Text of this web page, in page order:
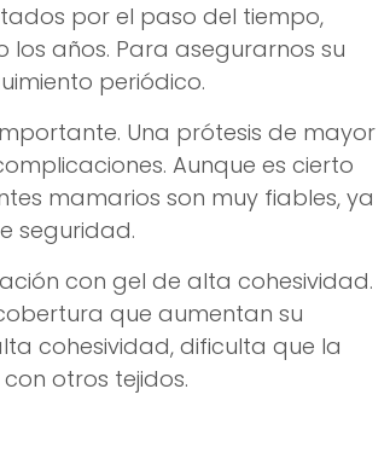
por el paso del tiempo,
años. Para asegurarnos su
periódico.
Una prótesis de mayor
Aunque es cierto
mamarios son muy fiables, ya
seguridad.
con gel de alta cohesividad.
que aumentan su
cohesividad, dificulta que la
otros tejidos.